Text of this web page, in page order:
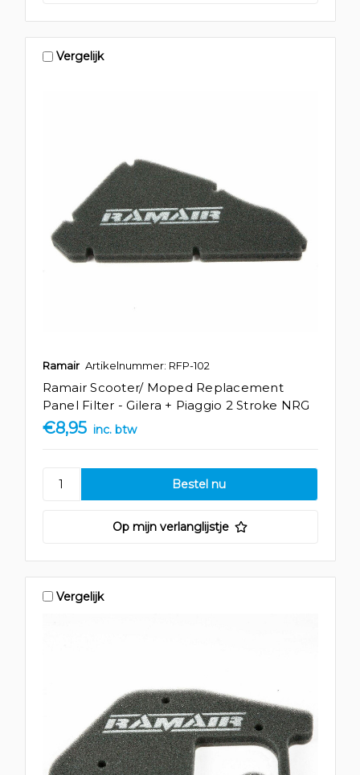
Vergelijk
Ramair Artikelnummer: RFP-102
Ramair Scooter/ Moped Replacement
Panel Filter - Gilera + Piaggio 2 Stroke NRG
€8,95 inc. btw
Op mijn verlanglijstje
Vergelijk